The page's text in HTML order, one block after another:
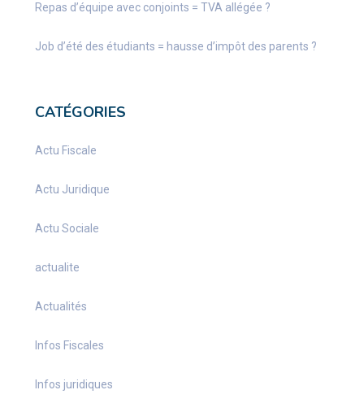
Repas d’équipe avec conjoints = TVA allégée ?
Job d’été des étudiants = hausse d’impôt des parents ?
CATÉGORIES
Actu Fiscale
Actu Juridique
Actu Sociale
actualite
Actualités
Infos Fiscales
Infos juridiques